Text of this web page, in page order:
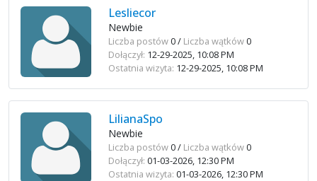
Lesliecor
Newbie
Liczba postów0 / Liczba wątków0
Dołączył: 12-29-2025, 10:08 PM
Ostatnia wizyta: 12-29-2025, 10:08 PM
LilianaSpo
Newbie
Liczba postów0 / Liczba wątków0
Dołączył: 01-03-2026, 12:30 PM
Ostatnia wizyta: 01-03-2026, 12:30 PM